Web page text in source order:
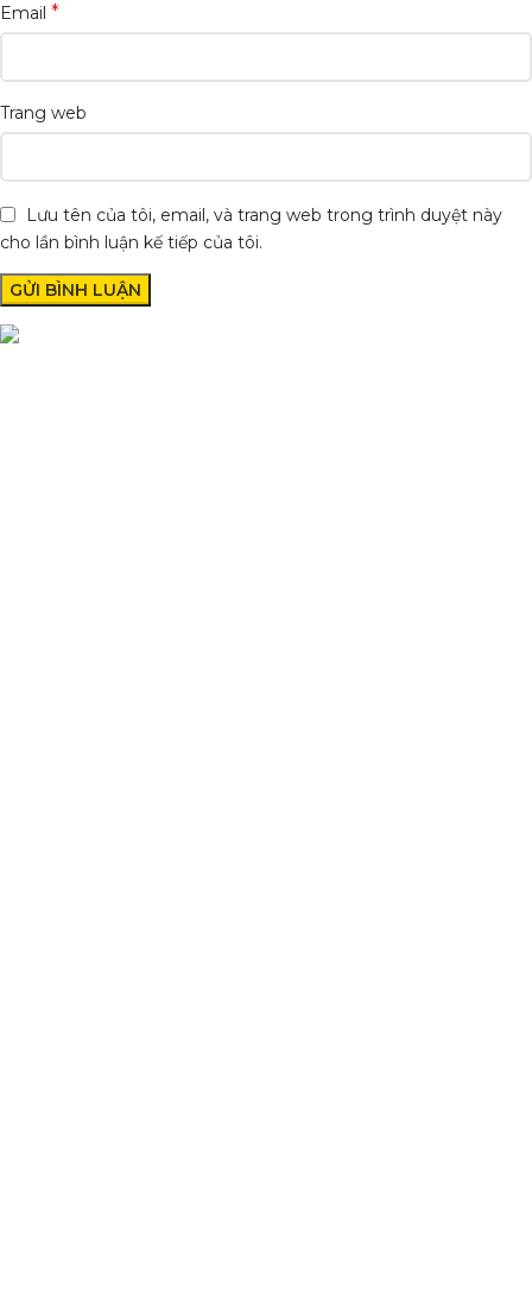
Email *
Trang web
Lưu tên của tôi, email, và trang web trong trình duyệt này
cho lần bình luận kế tiếp của tôi.